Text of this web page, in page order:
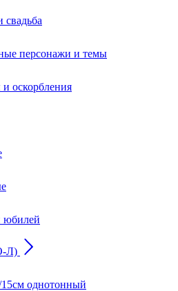
персонажи и темы
оскорбления
Л)
однотонный